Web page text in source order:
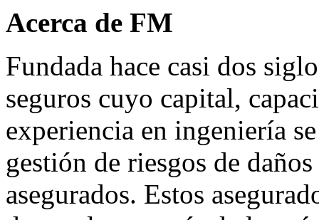
Acerca de FM
Fundada hace casi dos
seguros cuyo capital,
experiencia en ingeniería
gestión de riesgos de
asegurados. Estos